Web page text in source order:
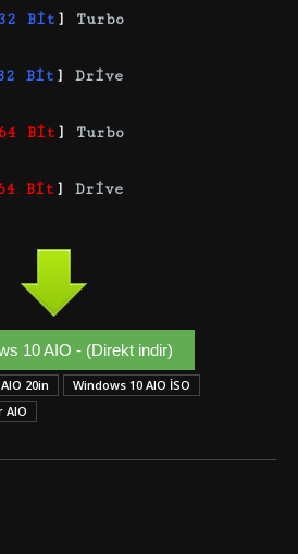
32 Bit ] Turbo
Bit ] Drive
64 Bit ] Turbo
Bit ] Drive
10 AIO - (Direkt indir)
20in
Windows 10 AIO İSO
AIO